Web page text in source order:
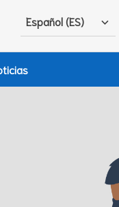
Español (ES)
in